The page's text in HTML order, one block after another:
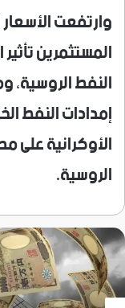
وارتفعت
المستثمرين
النفط
إمدادات النفط
الأوكرانية على
الروسية.